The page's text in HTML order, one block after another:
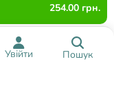
Увійти Пошук
254.00 грн.